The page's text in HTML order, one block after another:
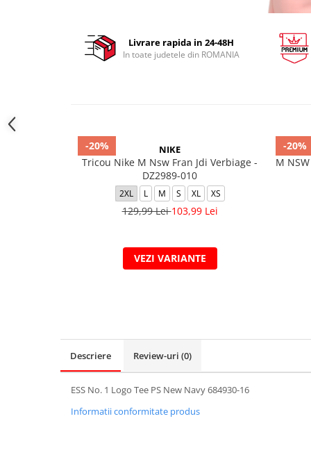
Livrare rapida in 24-48H
In toate judetele din ROMANIA
-20% NIKE
Tricou Nike M Nsw Fran Jdi Verbiage -
DZ2989-010
2XL L M S XL XS
129,99 Lei103,99 Lei
VEZI VARIANTE
-20%
M
Descriere Review-uri (0)
ESS No. 1 Logo Tee PS New Navy 684930-16
Informatii conformitate produs